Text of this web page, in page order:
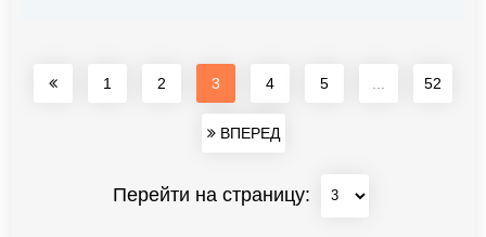
1 2 3 4 5 52
ВПЕРЕД
Перейти на страницу: